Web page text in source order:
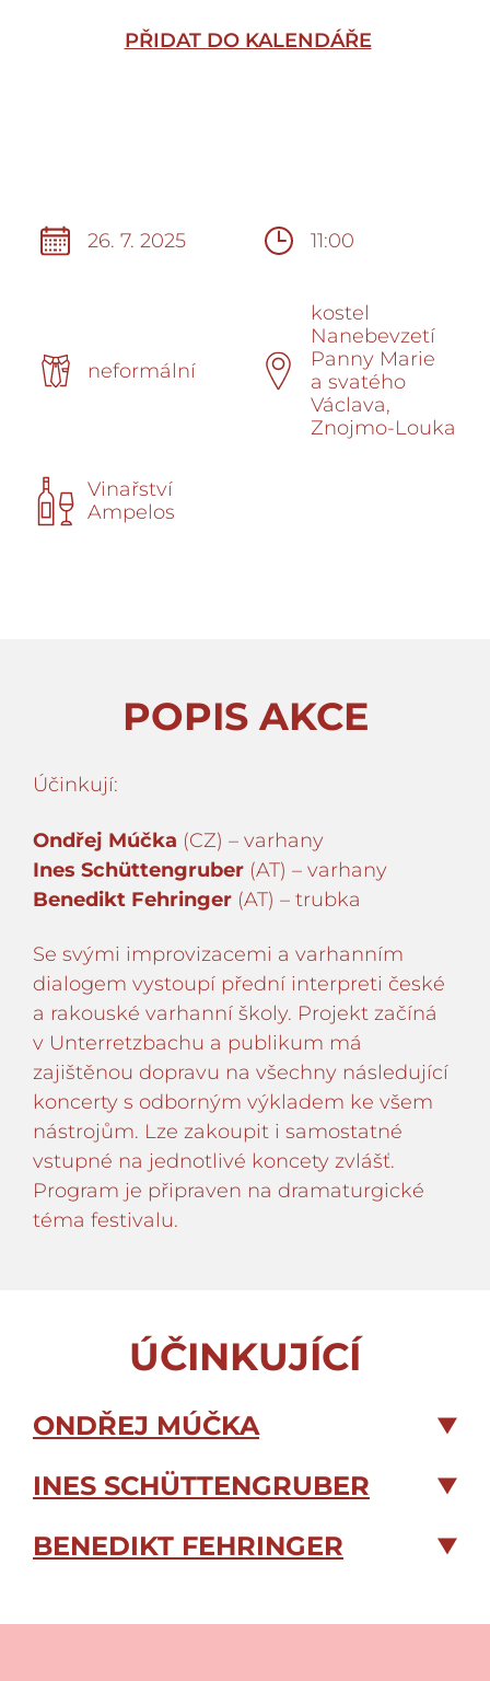
PŘIDAT DO KALENDÁŘE
26. 7. 2025 11:00
neformální
kostel
Nanebevzetí
Panny Marie
a svatého
Václava,
Znojmo-Louka
Vinařství
Ampelos
POPIS AKCE
Účinkují:
Ondřej Múčka (CZ) – varhany
Ines Schüttengruber (AT) – varhany
Benedikt Fehringer (AT) – trubka
Se svými improvizacemi a varhanním
dialogem vystoupí přední interpreti české
a rakouské varhanní školy. Projekt začíná
v Unterretzbachu a publikum má
zajištěnou dopravu na všechny následující
koncerty s odborným výkladem ke všem
nástrojům. Lze zakoupit i samostatné
vstupné na jednotlivé koncety zvlášť.
Program je připraven na dramaturgické
téma festivalu.
ÚČINKUJÍCÍ
ONDŘEJ MÚČKA
INES SCHÜTTENGRUBER
BENEDIKT FEHRINGER